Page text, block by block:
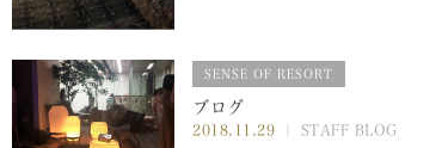
SENSE OF RESORT
ブログ
2018.11.29 ｜ STAFF BLOG